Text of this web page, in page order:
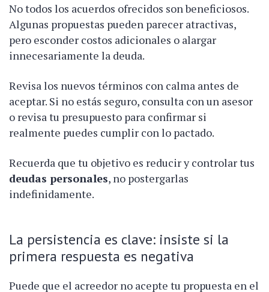
No todos los acuerdos ofrecidos son beneficiosos.
Algunas propuestas pueden parecer atractivas,
pero esconder costos adicionales o alargar
innecesariamente la deuda.
Revisa los nuevos términos con calma antes de
aceptar. Si no estás seguro, consulta con un asesor
o revisa tu presupuesto para confirmar si
realmente puedes cumplir con lo pactado.
Recuerda que tu objetivo es reducir y controlar tus
deudas personales, no postergarlas
indefinidamente.
La persistencia es clave: insiste si la
primera respuesta es negativa
Puede que el acreedor no acepte tu propuesta en el